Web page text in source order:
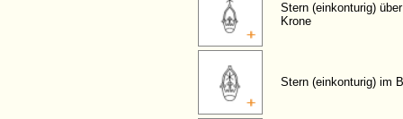
Stern (einkonturig)
Krone
Stern (einkonturig) im